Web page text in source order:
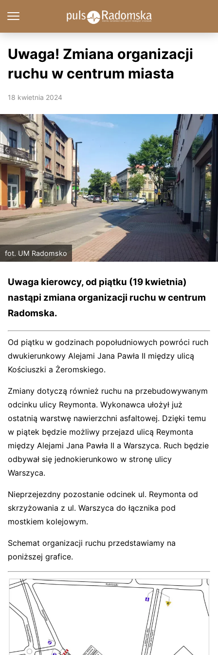
Uwaga! Zmiana organizacji
ruchu w centrum miasta
18 kwietnia 2024
fot. UM Radomsko
Uwaga kierowcy, od piątku (19 kwietnia)
nastąpi zmiana organizacji ruchu w centrum
Radomska.
Od piątku w godzinach popołudniowych powróci ruch
dwukierunkowy Alejami Jana Pawła II między ulicą
Kościuszki a Żeromskiego.
Zmiany dotyczą również ruchu na przebudowywanym
odcinku ulicy Reymonta. Wykonawca ułożył już
ostatnią warstwę nawierzchni asfaltowej. Dzięki temu
w piątek będzie możliwy przejazd ulicą Reymonta
między Alejami Jana Pawła II a Warszyca. Ruch będzie
odbywał się jednokierunkowo w stronę ulicy
Warszyca.
Nieprzejezdny pozostanie odcinek ul. Reymonta od
skrzyżowania z ul. Warszyca do łącznika pod
mostkiem kolejowym.
Schemat organizacji ruchu przedstawiamy na
poniższej grafice.